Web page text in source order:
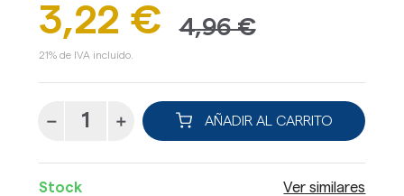
3,22 € 4,96 €
21% de IVA incluido.
AÑADIR AL CARRITO
Stock Ver similares